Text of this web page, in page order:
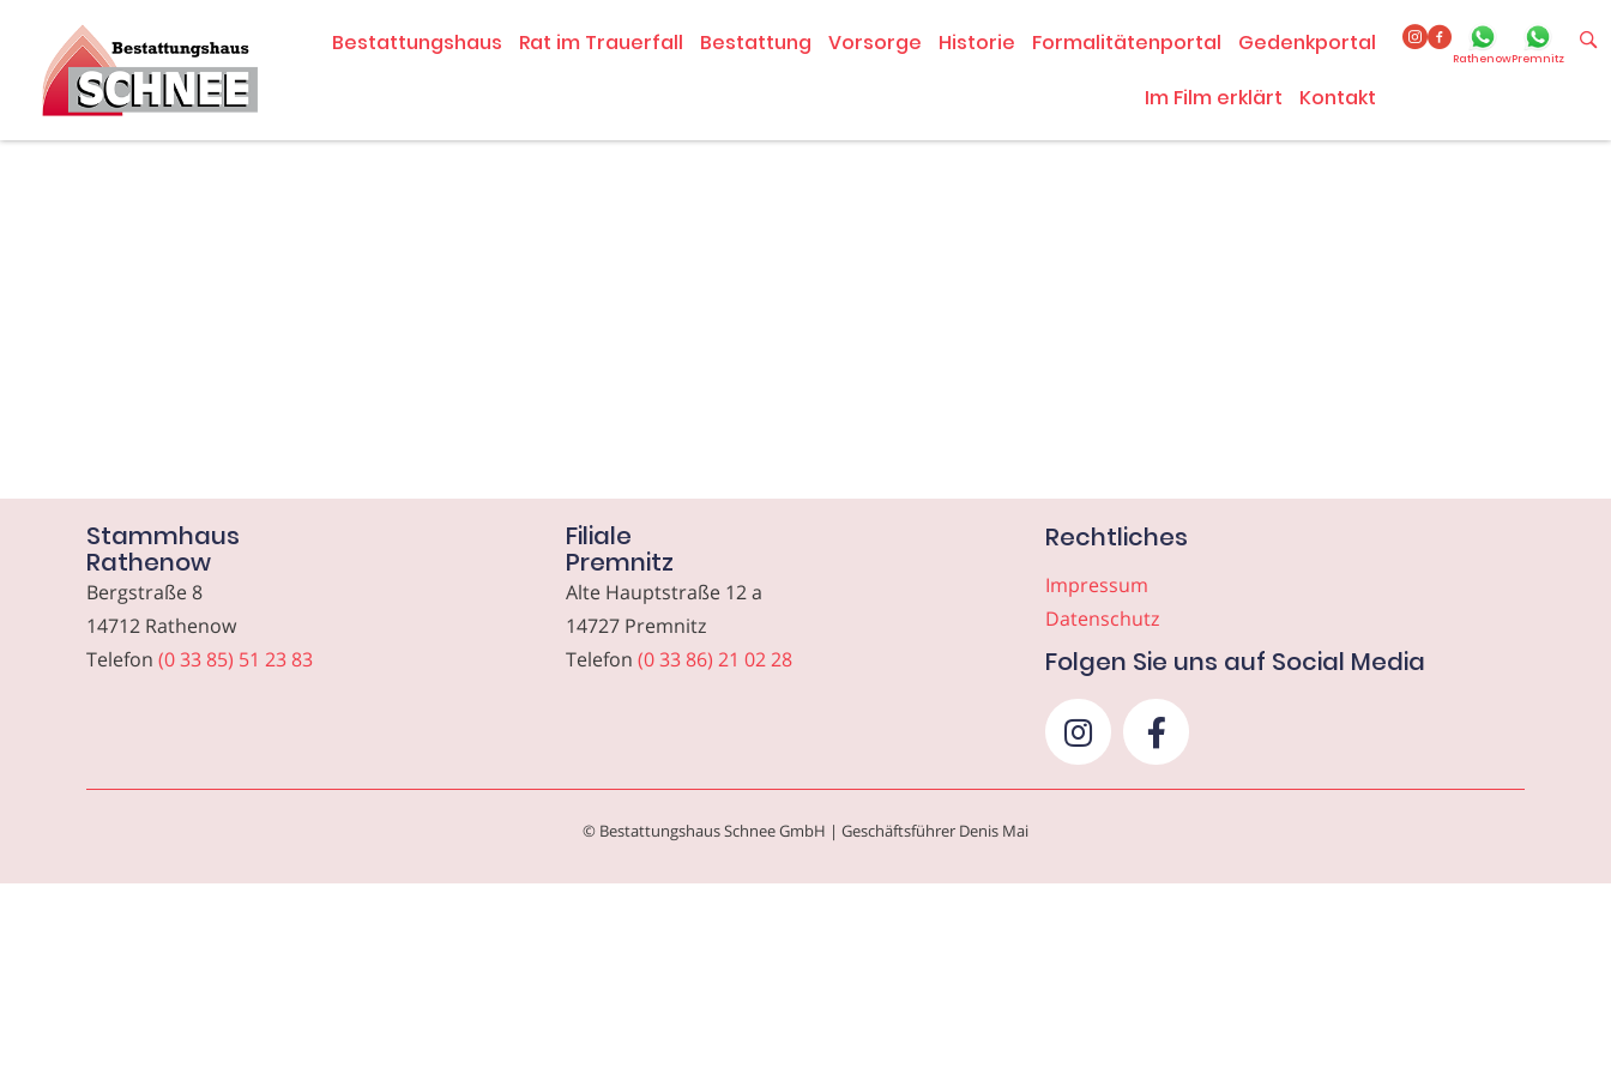
springen
Bestattungshaus Rat im Trauerfall Bestattung Vorsorge Historie Formalitätenportal
Gedenkportal
Im Film erklärt
Kontakt
RathenowPremnitz
Stammhaus
Rathenow
Bergstraße 8
14712 Rathenow
Telefon (0 33 85) 51 23 83
Filiale
Premnitz
Alte Hauptstraße 12 a
14727 Premnitz
Telefon (0 33 86) 21 02 28
Rechtliches
Impressum
Datenschutz
Folgen Sie uns auf Social Media
© Bestattungshaus Schnee GmbH | Geschäftsführer Denis Mai